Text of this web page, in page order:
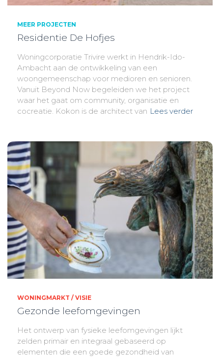
MEER PROJECTEN
Residentie De Hofjes
Woningcorporatie Trivire werkt in Hendrik-Ido-
Ambacht aan de ontwikkeling van een
woongemeenschap voor medioren en senioren.
Vanuit Beyond Now begeleiden we het project
waar het gaat om community, organisatie en
cocreatie. Kokon is de architect van Lees verder
WONINGMARKT / VISIE
Gezonde leefomgevingen
Het ontwerp van fysieke leefomgevingen lijkt
zelden primair en integraal gebaseerd op
elementen die een goede gezondheid van